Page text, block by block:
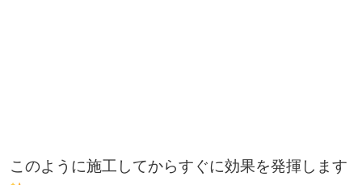
このように施工してからすぐに効果を発揮します